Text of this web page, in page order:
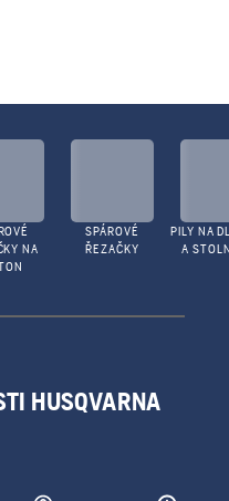
NA
SPÁROVÉ
ŘEZAČKY
PILY NA
A
HUSQVARNA